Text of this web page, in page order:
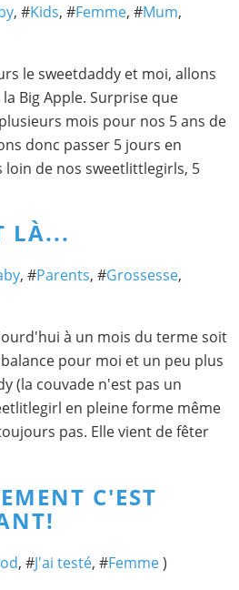
, #Kids, #Femme, #Mum,
le sweetdaddy et moi, allons
Big Apple. Surprise que
mois pour nos 5 ans de
donc passer 5 jours en
de nos sweetlittlegirls, 5
LÀ...
, #Parents, #Grossesse,
à un mois du terme soit
balance pour moi et un peu plus
(la couvade n'est pas un
en pleine forme même
pas. Elle vient de fêter
C'EST
, #J'ai testé, #Femme)